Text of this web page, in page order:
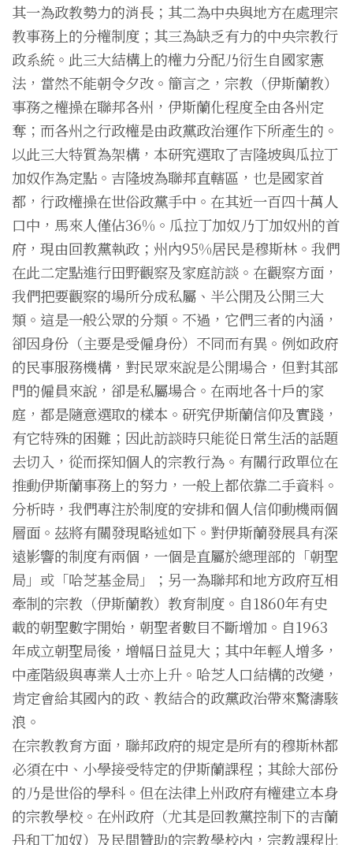
其一為政教勢力的消長；其二為中央與地方在處理宗
教事務上的分權制度；其三為缺乏有力的中央宗教行
政系統。此三大結構上的權力分配乃衍生自國家憲
法，當然不能朝令夕改。簡言之，宗教（伊斯蘭教）
事務之權操在聯邦各州，伊斯蘭化程度全由各州定
奪；而各州之行政權是由政黨政治運作下所產生的。
以此三大特質為架構，本研究選取了吉隆坡與瓜拉丁
加奴作為定點。吉隆坡為聯邦直轄區，也是國家首
都，行政權操在世俗政黨手中。在其近一百四十萬人
口中，馬來人僅佔36%。瓜拉丁加奴乃丁加奴州的首
府，現由回教黨執政；州內95%居民是穆斯林。我們
在此二定點進行田野觀察及家庭訪談。在觀察方面，
我們把要觀察的場所分成私屬、半公開及公開三大
類。這是一般公眾的分類。不過，它們三者的內涵，
卻因身份（主要是受僱身份）不同而有異。例如政府
的民事服務機構，對民眾來說是公開場合，但對其部
門的僱員來說，卻是私屬場合。在兩地各十戶的家
庭，都是隨意選取的樣本。研究伊斯蘭信仰及實踐，
有它特殊的困難；因此訪談時只能從日常生活的話題
去切入，從而探知個人的宗教行為。有關行政單位在
推動伊斯蘭事務上的努力，一般上都依靠二手資料。
分析時，我們專注於制度的安排和個人信仰動機兩個
層面。茲將有關發現略述如下。對伊斯蘭發展具有深
遠影響的制度有兩個，一個是直屬於總理部的「朝聖
局」或「哈芝基金局」；另一為聯邦和地方政府互相
牽制的宗教（伊斯蘭教）教育制度。自1860年有史
載的朝聖數字開始，朝聖者數目不斷增加。自1963
年成立朝聖局後，增幅日益見大；其中年輕人增多，
中產階級與專業人士亦上升。哈芝人口結構的改變，
肯定會給其國內的政、教結合的政黨政治帶來驚濤駭
浪。
在宗教教育方面，聯邦政府的規定是所有的穆斯林都
必須在中、小學接受特定的伊斯蘭課程；其餘大部份
的乃是世俗的學科。但在法律上州政府有權建立本身
的宗教學校。在州政府（尤其是回教黨控制下的吉蘭
丹和丁加奴）及民間贊助的宗教學校內，宗教課程比